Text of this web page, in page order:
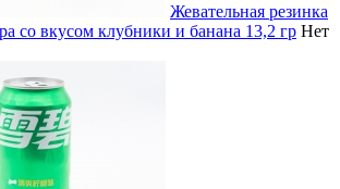
Жевательная резинка
со вкусом клубники и банана 13,2 гр Нет